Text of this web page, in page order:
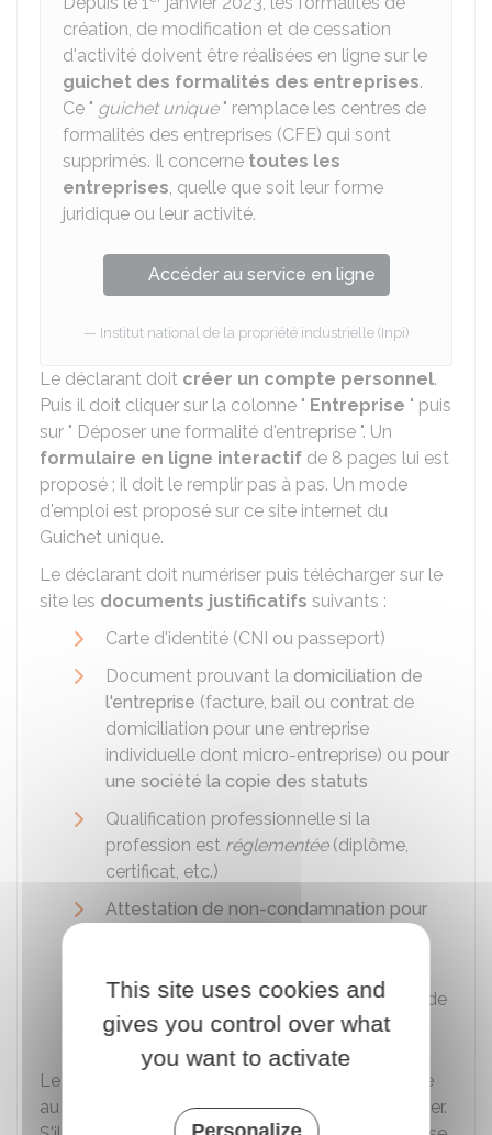
création, de modification et de cessation
d'activité doivent être réalisées en ligne sur le
guichet des formalités des entreprises.
Ce " guichet unique" remplace les centres de
formalités des entreprises (CFE) qui sont
supprimés. Il concerne toutes les
entreprises, quelle que soit leur forme
juridique ou leur activité.
Accéder au service en ligne
Institut national de la propriété industrielle (Inpi)
Le déclarant doit créer un compte personnel.
Puis il doit cliquer sur la colonne " Entreprise " puis
sur " Déposer une formalité d'entreprise ". Un
formulaire en ligne interactif de 8 pages lui est
proposé ; il doit le remplir pas à pas. Un mode
d'emploi est proposé sur ce site internet du
Guichet unique.
Le déclarant doit numériser puis télécharger sur le
site les documents justificatifs suivants :
Carte d'identité (CNI ou passeport)
Document prouvant la domiciliation de
l'entreprise (facture, bail ou contrat de
domiciliation pour une entreprise
individuelle dont micro-entreprise) ou pour
une société la copie des statuts
Qualification professionnelle si la
profession est réglementée(diplôme,
certificat, etc.)
Attestation de non-condamnation pour
Attestation de filiation(état civil, extrait de
naissance, livret de famille)
Le Guichet des formalités des entreprises envoie
au déclarant un
accusé de réception
du dossier.
This site uses cookies and
gives you control over what
you want to activate
Personalize